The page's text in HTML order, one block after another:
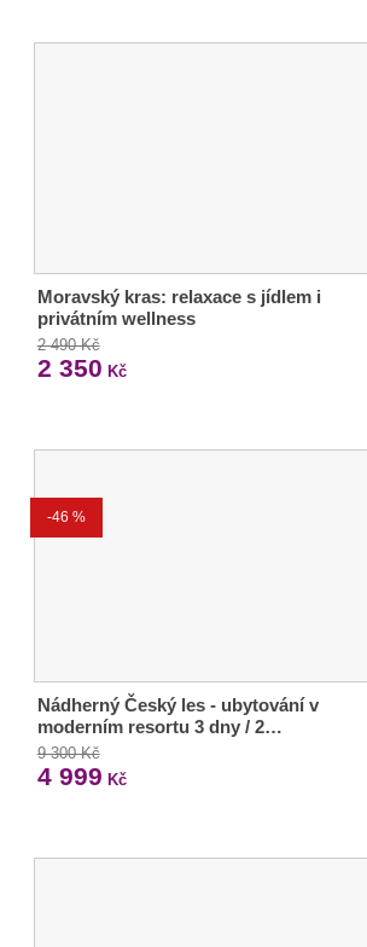
Moravský kras: relaxace s jídlem i
privátním wellness
2 490 Kč
2 350 Kč
-46 %
Nádherný Český les - ubytování v
moderním resortu 3 dny / 2…
9 300 Kč
4 999 Kč